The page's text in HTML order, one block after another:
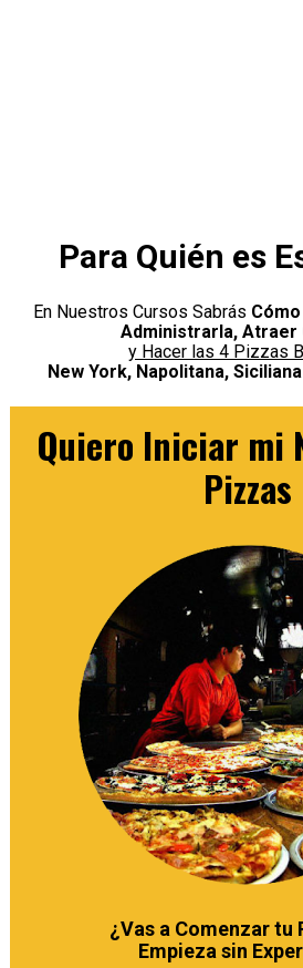
Para Quién es
En Nuestros Cursos Sabrás
Administrarla, Atraer
y Hacer las 4 Pizzas
New York, Napolitana,
Quiero Iniciar mi
Pizzas
¿Vas a Comenzar tu
Empieza sin